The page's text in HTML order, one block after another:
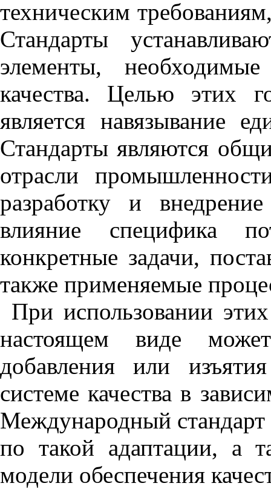
техническим требованиям
Стандарты
элементы,
качества. Целью этих
является навязывание
Стандарты являются
отрасли
разработку и
влияние специфика
конкретные задачи,
также применяемые
При использовании
настоящем виде
добавления или
системе качества в
Международный
по такой адаптации, а
модели обеспечения